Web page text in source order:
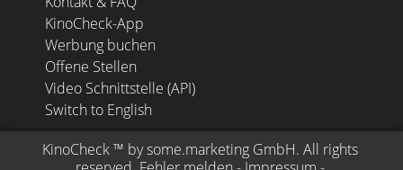
KinoCheck-App
Werbung buchen
Offene Stellen
Video Schnittstelle (API)
Switch to English
KinoCheck ™ by some.marketing GmbH. All rights